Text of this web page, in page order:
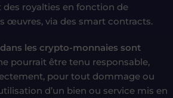
royalties en fonction de
œuvres, via des smart contracts.
les crypto-monnaies sont
pourrait être tenu responsable,
pour tout dommage ou
d’un bien ou service mis en